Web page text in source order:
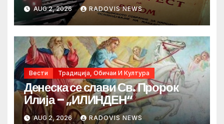
AUG 2, 2026 RADOVIS NEWS
Вести Традиција, Обичаи И Култура
Денеска се слави Св. Пророк
Илија – „ИЛИНДЕН“
AUG 2, 2026 RADOVIS NEWS